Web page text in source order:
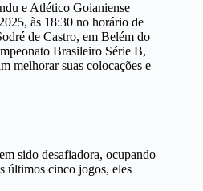
e Atlético Goianiense
às 18:30 no horário de
de Castro, em Belém do
Brasileiro Série B,
melhorar suas colocações e
sido desafiadora, ocupando
últimos cinco jogos, eles